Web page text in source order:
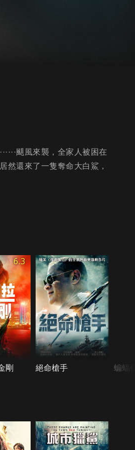
颶風來襲，全家人被困在
然還來了一隻奪命大白鯊，
6.3
剛 絕命槍手 蝙蝠